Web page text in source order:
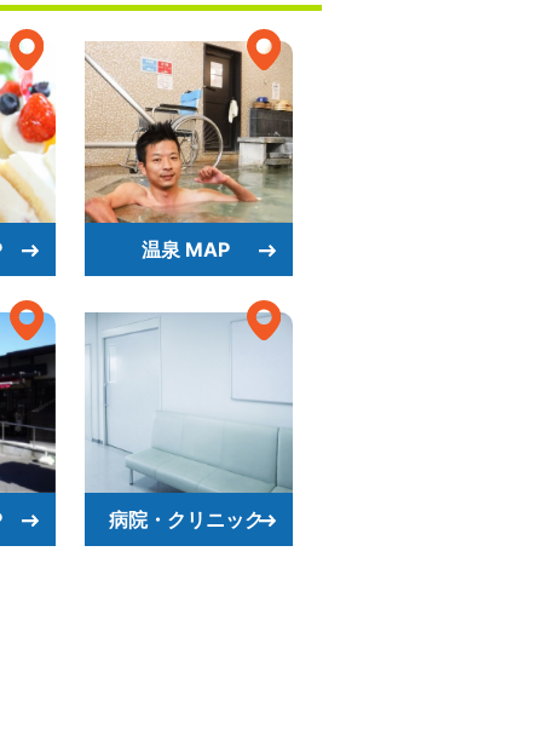
温泉 MAP
病院・クリニック